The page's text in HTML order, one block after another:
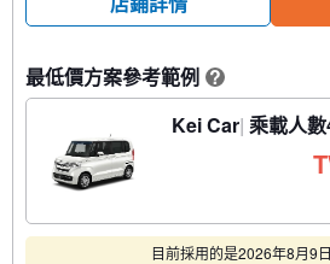
最低價方案參考範例 ?
Kei Car 乘載人
目前採用的是2026年8月9